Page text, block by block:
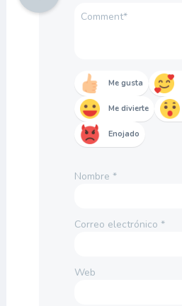
Me gusta
Me divierte
Enojado
Nombre *
Correo electrónico *
Web